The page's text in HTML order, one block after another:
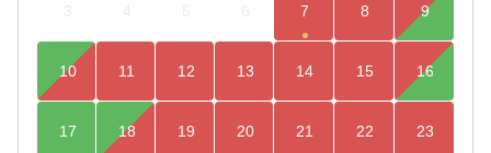
3 4 5 6 7 8 9
10 11 12 13 14 15 16
17 18 19 20 21 22 23